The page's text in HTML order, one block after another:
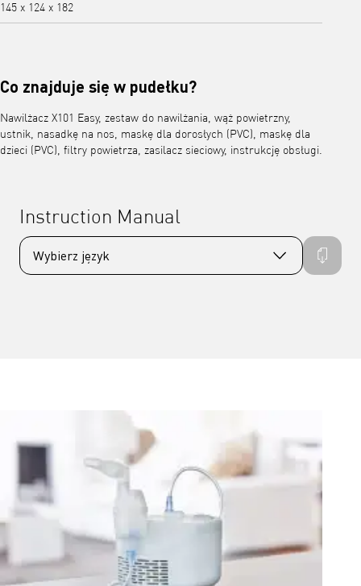
145 x 124 x 182
Co znajduje się w pudełku?
Nawilżacz X101 Easy, zestaw do nawilżania, wąż powietrzny,
ustnik, nasadkę na nos, maskę dla dorosłych (PVC), maskę dla
dzieci (PVC), filtry powietrza, zasilacz sieciowy, instrukcję obsługi.
Instruction Manual